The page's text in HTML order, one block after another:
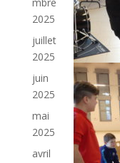
2025
juillet
2025
juin
2025
mai
2025
avril